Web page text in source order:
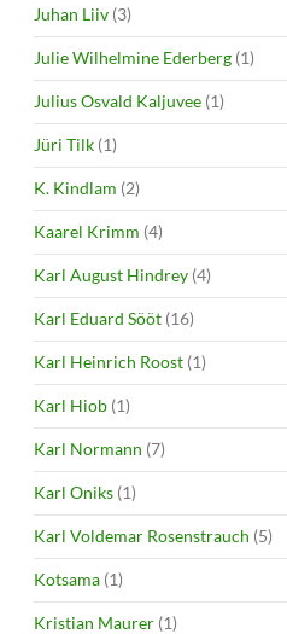
Juhan Liiv (3)
Julie Wilhelmine Ederberg (1)
Julius Osvald Kaljuvee (1)
Jüri Tilk (1)
K. Kindlam (2)
Kaarel Krimm (4)
Karl August Hindrey (4)
Karl Eduard Sööt (16)
Karl Heinrich Roost (1)
Karl Hiob (1)
Karl Normann (7)
Karl Oniks (1)
Karl Voldemar Rosenstrauch (5)
Kotsama (1)
Kristian Maurer (1)